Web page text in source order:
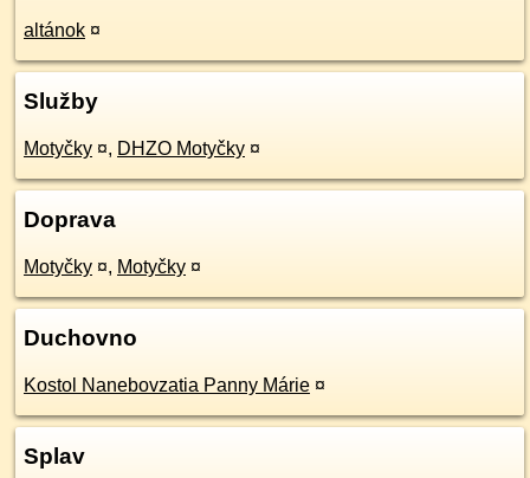
altánok ¤
Služby
Motyčky ¤, DHZO Motyčky ¤
Doprava
Motyčky ¤, Motyčky ¤
Duchovno
Kostol Nanebovzatia Panny Márie ¤
Splav